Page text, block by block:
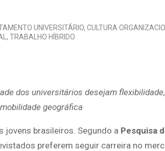
UNIVERSITÁRIO, CULTURA
, TRABALHO HÍBRIDO
dos universitários desejam
geográfica
jovens brasileiros. Segundo a Pesquisa
preferem seguir carreira no